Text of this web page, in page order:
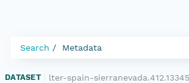
Search Metadata
DATASET lter-spain-